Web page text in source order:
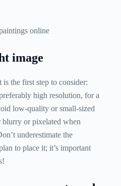
un tocco assolutamente
sbagli.
image
the first step to consider:
high resolution, for a
low-quality or small-sized
blurry or pixelated when
underestimate the
to place it; it’s important